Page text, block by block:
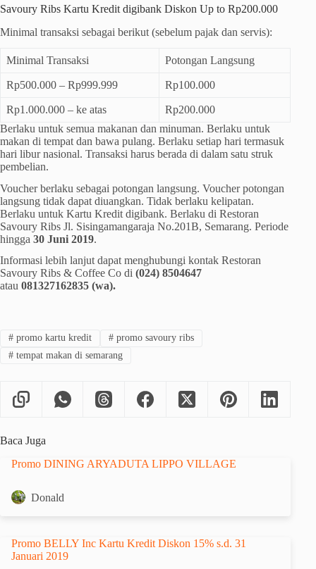
Savoury Ribs Kartu Kredit digibank Diskon Up to Rp200.000
Minimal transaksi sebagai berikut (sebelum pajak dan servis):
Minimal Transaksi Potongan Langsung
Rp500.000 – Rp999.999 Rp100.000
Rp1.000.000 – ke atas
Rp200.000
Berlaku untuk semua makanan dan minuman. Berlaku untuk
makan di tempat dan bawa pulang. Berlaku setiap hari termasuk
hari libur nasional. Transaksi harus berada di dalam satu struk
pembelian.
Voucher berlaku sebagai potongan langsung. Voucher potongan
langsung tidak dapat diuangkan. Tidak berlaku kelipatan.
Berlaku untuk Kartu Kredit digibank. Berlaku di Restoran
Savoury Ribs Jl. Sisingamangaraja No.201B, Semarang. Periode
hingga 30 Juni 2019.
Informasi lebih lanjut dapat menghubungi kontak Restoran
Savoury Ribs & Coffee Co di (024) 8504647
atau 081327162835 (wa).
#promo kartu kredit #promo savoury ribs
#tempat makan di semarang
Baca Juga
Promo DINING ARYADUTA LIPPO VILLAGE
Donald
Promo BELLY Inc Kartu Kredit Diskon 15% s.d. 31
Januari 2019